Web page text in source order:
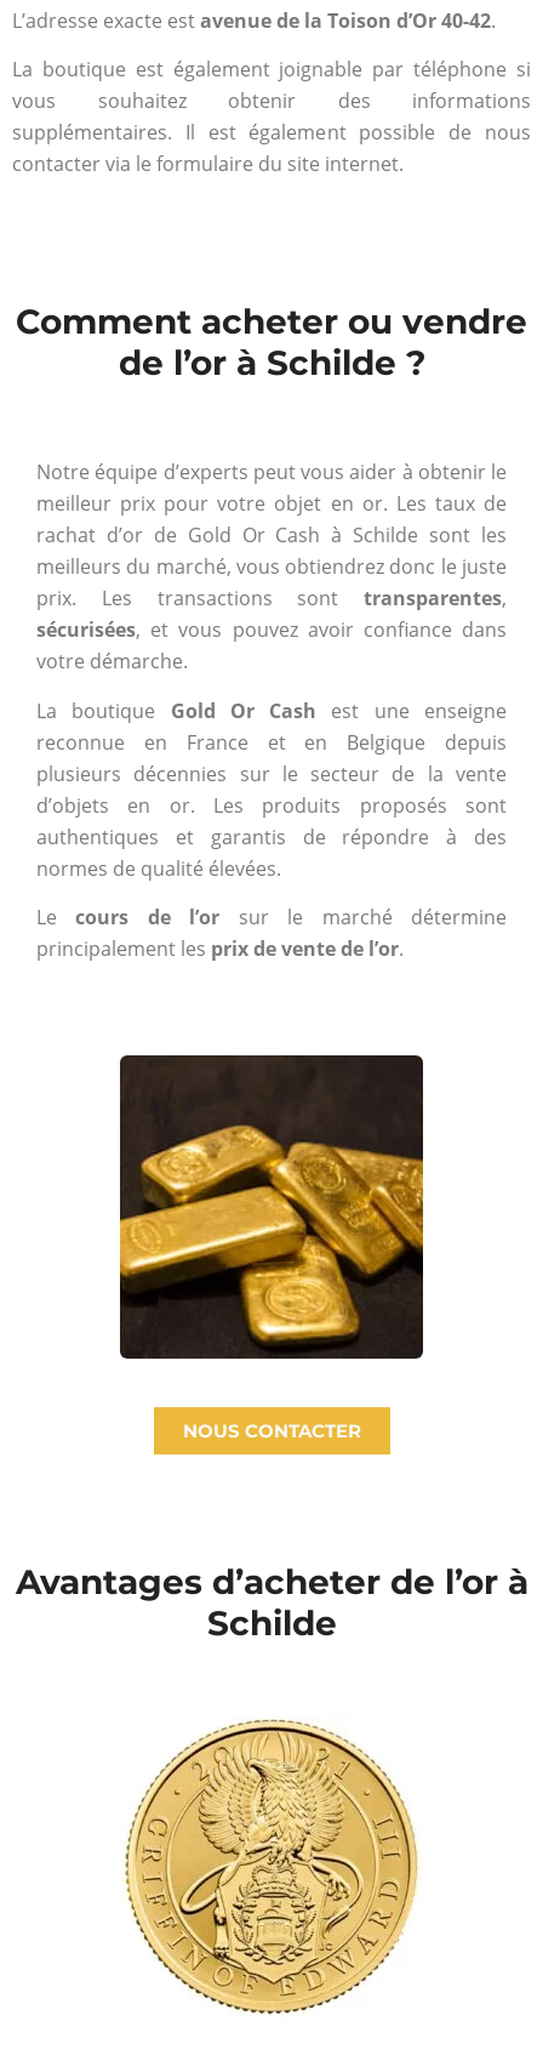
L’adresse exacte estavenue de la Toison d’Or 40-42.
La boutique est également joignable par téléphone si
vous souhaitez obtenir des informations
supplémentaires. Il est également possible de nous
contacter via le formulaire du site internet.
Comment acheter ou vendre
de l’or à Schilde ?
Notre équipe d’experts peut vous aider à obtenir le
meilleur prix pour votre objet en or. Les taux de
rachat d’or de Gold Or Cash à Schilde sont les
meilleurs du marché, vous obtiendrez donc le juste
prix. Les transactions sont transparentes,
sécurisées, et vous pouvez avoir confiance dans
votre démarche.
La boutique Gold Or Cash est une enseigne
reconnue en France et en Belgique depuis
plusieurs décennies sur le secteur de la vente
d’objets en or. Les produits proposés sont
authentiques et garantis de répondre à des
normes de qualité élevées.
Lecours de l’or sur le marché détermine
principalement les prix de vente de l’or.
NOUS CONTACTER
Avantages d’acheter de l’or à
Schilde